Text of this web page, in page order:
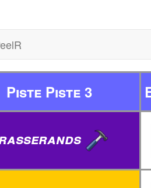
Piste Piste 3